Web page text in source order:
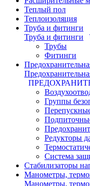
Теплый пол
Теплоизоляция
Труба и фитинги
Труба и фитинги
Трубы
Фитинги
Группы
Редукторы
Система
Стабилизаторы
Манометры,
Манометры,